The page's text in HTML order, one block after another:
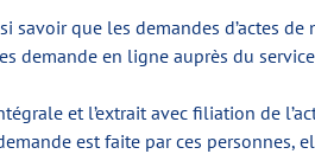
savoir que les demandes d’actes
demande en ligne auprès du
et l’extrait avec filiation de
est faite par ces personnes,